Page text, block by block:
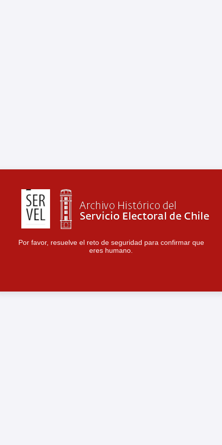
Por favor, resuelve el reto de seguridad para confirmar que
eres humano.